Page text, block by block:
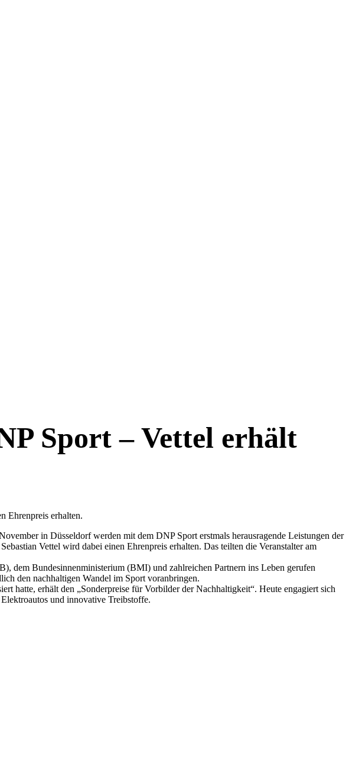
Sport – Vettel erhält
Ehrenpreis erhalten.
in Düsseldorf werden mit dem DNP Sport erstmals herausragende Leistungen der
Vettel wird dabei einen Ehrenpreis erhalten. Das teilten die Veranstalter am
dem Bundesinnenministerium (BMI) und zahlreichen Partnern ins Leben gerufen
den nachhaltigen Wandel im Sport voranbringen.
hatte, erhält den „Sonderpreise für Vorbilder der Nachhaltigkeit“. Heute engagiert sich
und innovative Treibstoffe.